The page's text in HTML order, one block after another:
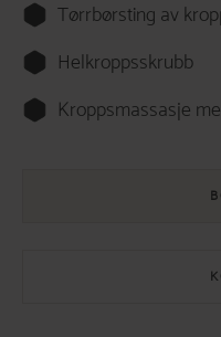
Tørrbørsting av
Helkroppsskrubb
Kroppsmassasje